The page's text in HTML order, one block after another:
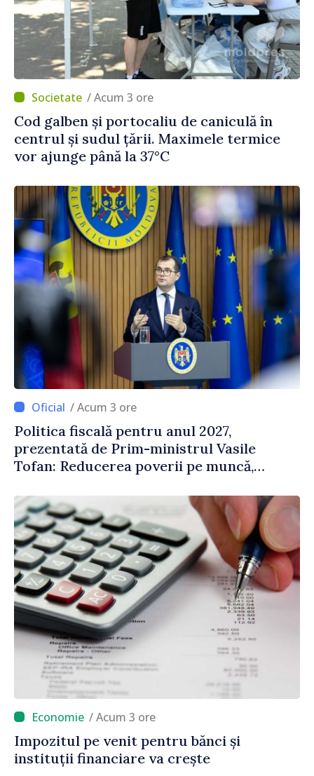
/ Acum 3 ore
Cod galben și portocaliu de caniculă în
centrul și sudul țării. Maximele termice
vor ajunge până la 37°C
/ Acum 3 ore
Politica fiscală pentru anul 2027,
prezentată de Prim-ministrul Vasile
Tofan: Reducerea poverii pe muncă,
echitabilă
/ Acum 3 ore
Impozitul pe venit pentru bănci și
instituții financiare va crește